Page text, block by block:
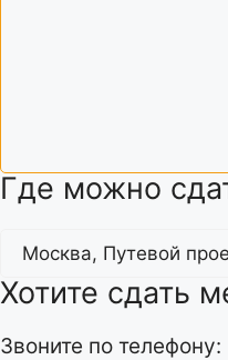
Где можно
Хотите сдать
Звоните по телефону: